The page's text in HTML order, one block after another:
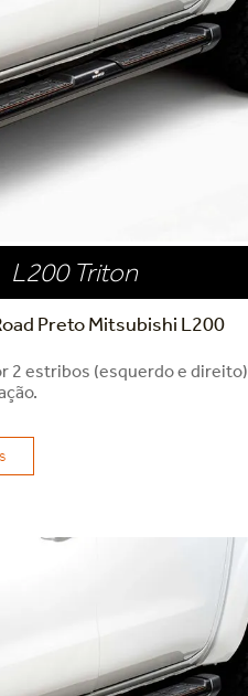
L200 Triton
Preto Mitsubishi L200
2 estribos (esquerdo e direito)